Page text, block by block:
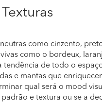
como cinzento,
como o bordeux,
tendência de todo o
e mantas que
qual será o mood
e textura ou se a